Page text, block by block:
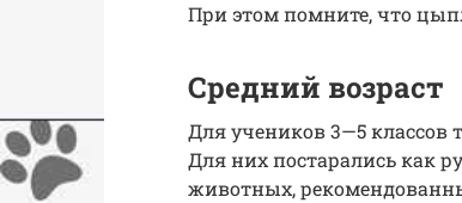
При этом помните, что
Средний возраст
Для учеников 3—5 классов
Для них постарались как
животных,